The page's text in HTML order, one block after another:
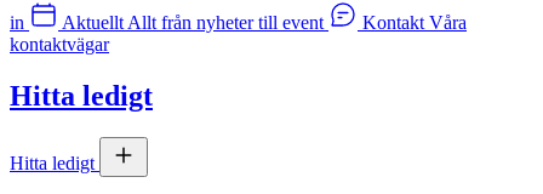
in
Aktuellt Allt från nyheter till event Kontakt Våra
kontaktvägar
Hitta ledigt
Hitta ledigt